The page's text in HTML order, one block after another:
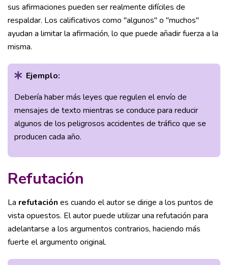
sus afirmaciones pueden ser realmente difíciles de
respaldar. Los calificativos como "algunos" o "muchos"
ayudan a limitar la afirmación, lo que puede añadir fuerza a la
misma.
Ejemplo:
Debería haber más leyes que regulen el envío de
mensajes de texto mientras se conduce para reducir
algunos de los peligrosos accidentes de tráfico que se
producen cada año.
Refutación
La refutación es cuando el autor se dirige a los puntos de
vista opuestos. El autor puede utilizar una refutación para
adelantarse a los argumentos contrarios, haciendo más
fuerte el argumento original.